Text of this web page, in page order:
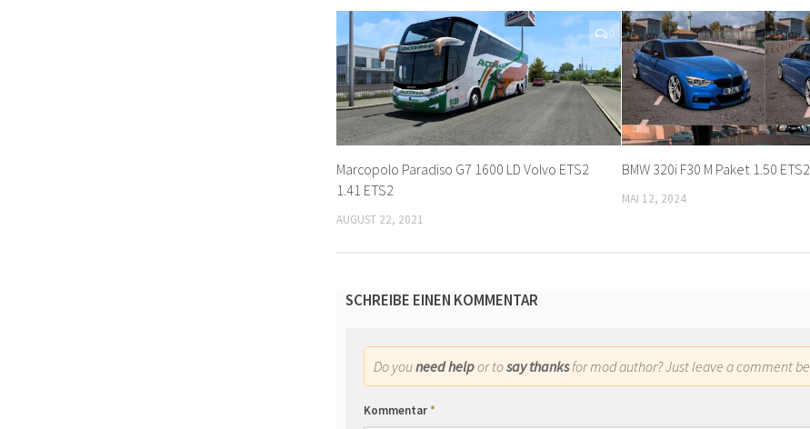
0
Marcopolo Paradiso G7 1600 LD Volvo ETS2
1.41 ETS2
AUGUST 22, 2021
BMW 320i F30 M Paket 1.50 ETS2
MAI 12, 2024
SCHREIBE EINEN KOMMENTAR
Do youneed helpor tosay thanksfor mod author? Just leave a comment
Kommentar*